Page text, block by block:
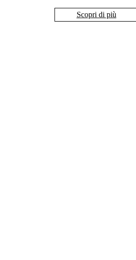
Scopri di più